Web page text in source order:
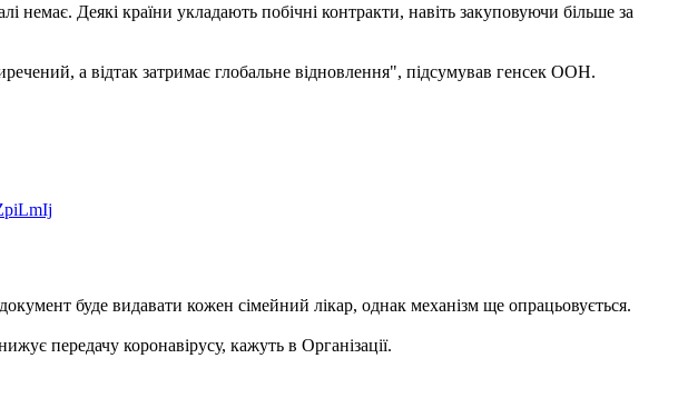
немає. Деякі країни укладають побічні контракти, навіть закуповуючи більше за
а відтак затримає глобальне відновлення", підсумував генсек ООН.
буде видавати кожен сімейний лікар, однак механізм ще опрацьовується.
передачу коронавірусу, кажуть в Організації.